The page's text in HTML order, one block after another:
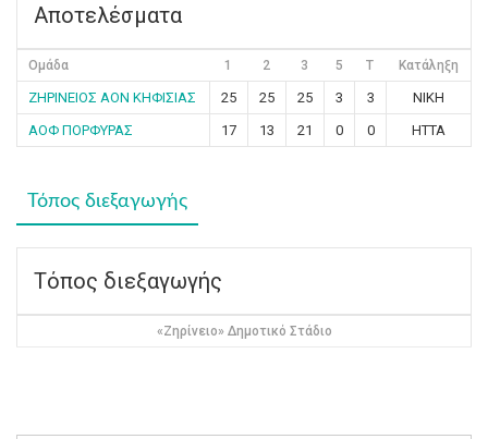
Αποτελέσματα
Ομάδα 1 2 3 5 T Κατάληξη
ΖΗΡΙΝΕΙΟΣ ΑΟΝ ΚΗΦΙΣΙΑΣ 25 25 25 3 3
ΝΙΚΗ
ΑΟΦ ΠΟΡΦΥΡΑΣ
17 13 21 0 0 ΗΤΤΑ
Τόπος διεξαγωγής
Τόπος διεξαγωγής
«Ζηρίνειο» Δημοτικό Στάδιο